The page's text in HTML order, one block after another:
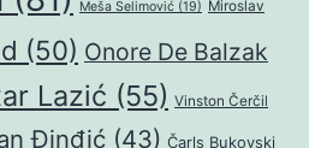
Meša Selimović (19) Miroslav
(50) Onore De Balzak
Lazić (55) Vinston Čerčil
Đinđić (43) Čarls Bukovski